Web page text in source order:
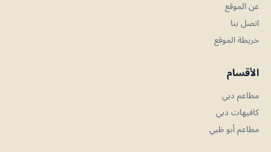
عن الموقع
اتصل بنا
خريطة الموقع
الأقسام
مطاعم دبي
كافيهات دبي
مطاعم أبو ظبي